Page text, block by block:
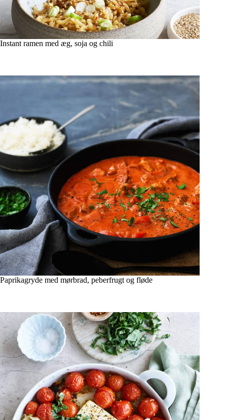
Instant ramen med æg, soja og chili
Paprikagryde med mørbrad, peberfrugt og fløde